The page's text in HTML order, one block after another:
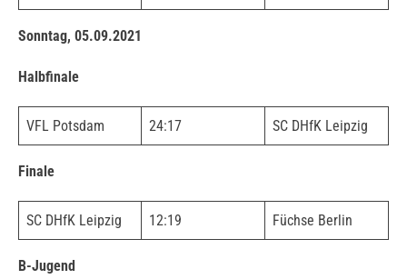
Sonntag, 05.09.2021
Halbfinale
VFL Potsdam 24:17 SC DHfK Leipzig
Finale
SC DHfK Leipzig 12:19 Füchse Berlin
B-Jugend